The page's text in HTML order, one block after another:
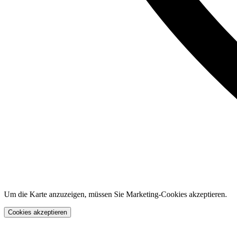
Um die Karte anzuzeigen, müssen Sie Marketing-Cookies akzeptieren.
Cookies akzeptieren